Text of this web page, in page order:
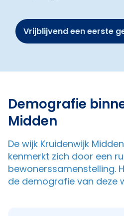
Vrijblijvend een eerste
Demografie
Midden
De wijk Kruidenwijk
kenmerkt zich door een
bewonerssamenstelling.
de demografie van deze